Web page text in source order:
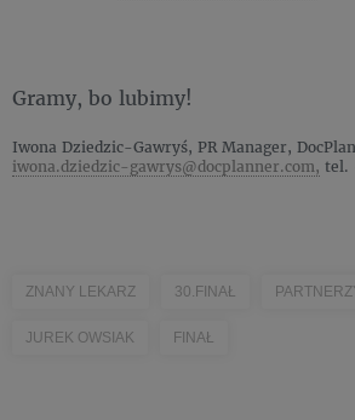
Gramy, bo lubimy!
Iwona Dziedzic-Gawryś, PR Manager,
iwona.dziedzic-gawrys@docplanner.com, tel.
ZNANY LEKARZ 30.FINAŁ
JUREK OWSIAK FINAŁ